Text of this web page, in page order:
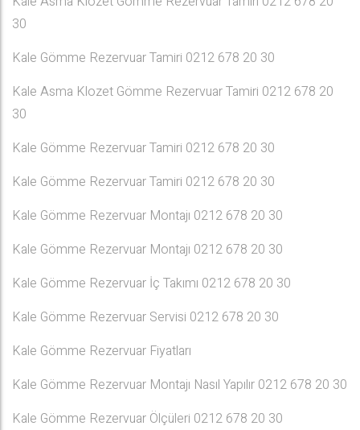
30
Kale Gömme Rezervuar Tamiri 0212 678 20 30
Kale Asma Klozet Gömme Rezervuar Tamiri 0212 678 20
30
Kale Gömme Rezervuar Tamiri 0212 678 20 30
Kale Gömme Rezervuar Tamiri 0212 678 20 30
Kale Gömme Rezervuar Montajı 0212 678 20 30
Kale Gömme Rezervuar Montajı 0212 678 20 30
Kale Gömme Rezervuar İç Takımı 0212 678 20 30
Kale Gömme Rezervuar Servisi 0212 678 20 30
Kale Gömme Rezervuar Fiyatları
Kale Gömme Rezervuar Montajı Nasıl Yapılır 0212 678 20 30
Kale Gömme Rezervuar Ölçüleri 0212 678 20 30